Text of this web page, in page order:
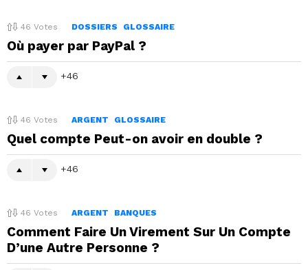
46 Votes DOSSIERS GLOSSAIRE
Où payer par PayPal ?
46
46 Votes ARGENT GLOSSAIRE
Quel compte Peut-on avoir en double ?
46
46 Votes ARGENT BANQUES
Comment Faire Un Virement Sur Un Compte
D’une Autre Personne ?